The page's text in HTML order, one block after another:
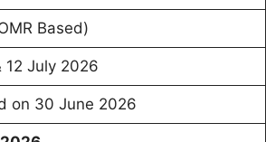
Based)
12 July 2026
on 30 June 2026